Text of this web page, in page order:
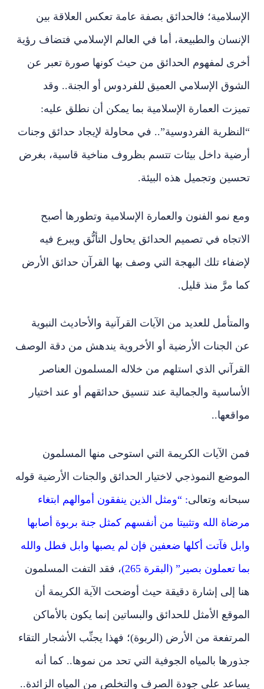
الإسلامية؛ فالحدائق بصفة عامة تعكس العلاقة بين
الإنسان والطبيعة، أما في العالم الإسلامي فتضاف رؤية
أخرى لمفهوم الحدائق من حيث كونها صورة تعبر عن
الشوق الإسلامي العميق للفردوس أو الجنة.. وقد
تميزت العمارة الإسلامية بما يمكن أن نطلق عليه:
“النظرية الفردوسية”.. في محاولة لإيجاد حدائق وجنات
أرضية داخل بيئات تتسم بظروف مناخية قاسية، بغرض
تحسين وتجميل هذه البيئة.
ومع نمو الفنون والعمارة الإسلامية وتطورها أصبح
الاتجاه في تصميم الحدائق يحاول التأنُّق ويبرع فيه
لإضفاء تلك البهجة التي وصف بها القرآن حدائق الأرض
كما مرَّ منذ قليل.
والمتأمل للعديد من الآيات القرآنية والأحاديث النبوية
عن الجنات الأرضية أو الأخروية يندهش من دقة الوصف
القرآني الذي استلهم من خلاله المسلمون العناصر
الأساسية والجمالية عند تنسيق حدائقهم أو عند اختيار
مواقعها..
فمن الآيات الكريمة التي استوحى منها المسلمون
الموضع النموذجي لاختيار الحدائق والجنات الأرضية قوله
سبحانه وتعالى: “ومثل الذين ينفقون أموالهم ابتغاء
مرضاة الله وتثبيتا من أنفسهم كمثل جنة بربوة أصابها
وابل فآتت أكلها ضعفين فإن لم يصبها وابل فطل والله
بما تعملون بصير” (البقرة 265)
، فقد التفت المسلمون
هنا إلى إشارة دقيقة حيث أوضحت الآية الكريمة أن
الموقع الأمثل للحدائق والبساتين إنما يكون بالأماكن
المرتفعة من الأرض (الربوة)؛ فهذا يجنِّب الأشجار التقاء
جذورها بالمياه الجوفية التي تحد من نموها.. كما أنه
يساعد على جودة الصرف والتخلص من المياه الزائدة..